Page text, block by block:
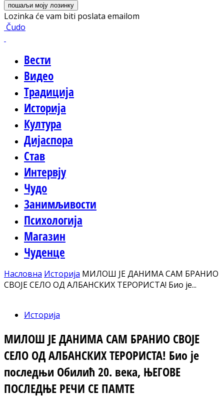
Lozinka će vam biti poslata emailom
Čudo
Вести
Видео
Традиција
Историја
Култура
Дијаспора
Став
Интервју
Чудо
Занимљивости
Психологија
Магазин
Чуденце
Насловна Историја МИЛОШ ЈЕ ДАНИМА САМ БРАНИО
СВОЈЕ СЕЛО ОД АЛБАНСКИХ ТЕРОРИСТА! Био је...
Историја
МИЛОШ ЈЕ ДАНИМА САМ БРАНИО СВОЈЕ
СЕЛО ОД АЛБАНСКИХ ТЕРОРИСТА! Био је
последњи Обилић 20. века, ЊЕГОВЕ
ПОСЛЕДЊЕ РЕЧИ СЕ ПАМТЕ